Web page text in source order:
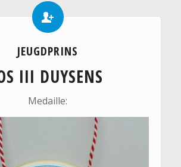
JEUGDPRINS
III DUYSENS
Medaille: